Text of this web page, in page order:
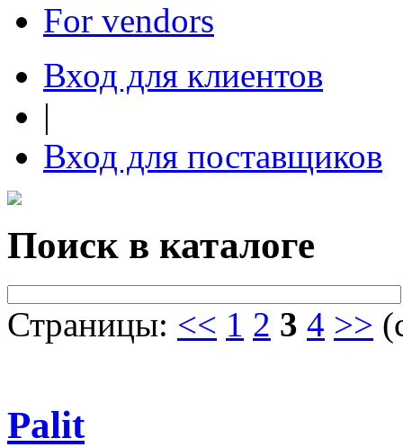
For vendors
Вход для клиентов
|
Вход для поставщиков
Поиск в каталоге
Страницы: << 1 2 3 4 >>
Palit